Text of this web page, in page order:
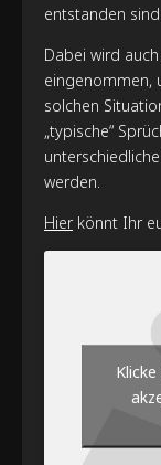
entstanden
Dabei wird
eingenommen,
solchen
„typische“
werden.
Hierkönnt Ihr